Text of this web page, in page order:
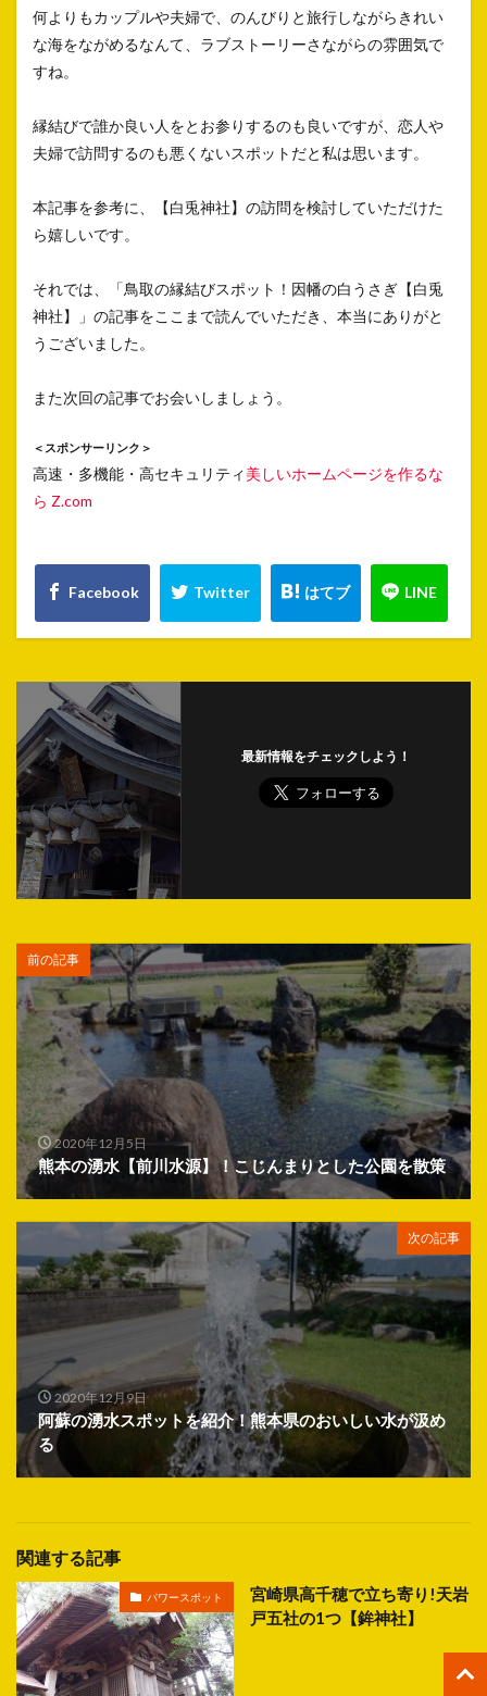
何よりもカップルや夫婦で、のんびりと旅行しながらきれい
な海をながめるなんて、ラブストーリーさながらの雰囲気で
すね。
縁結びで誰か良い人をとお参りするのも良いですが、恋人や
夫婦で訪問するのも悪くないスポットだと私は思います。
本記事を参考に、【白兎神社】の訪問を検討していただけた
ら嬉しいです。
それでは、「鳥取の縁結びスポット！因幡の白うさぎ【白兎
神社】」の記事をここまで読んでいただき、本当にありがと
うございました。
また次回の記事でお会いしましょう。
＜スポンサーリンク＞
高速・多機能・高セキュリティ 美しいホームページを作るな
ら Z.com
最新情報をチェックしよう！
前の記事
2020年12月5日
熊本の湧水【前川水源】！こじんまりとした公園を散策
次の記事
2020年12月9日
阿蘇の湧水スポットを紹介！熊本県のおいしい水が汲め
る
関連する記事
パワースポット
宮崎県高千穂で立ち寄り!天岩
戸五社の1つ【鉾神社】